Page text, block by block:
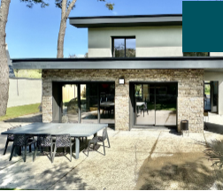
VOIR LE BIEN